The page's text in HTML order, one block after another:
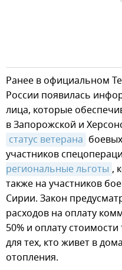
Ранее в официальном
России появилась
лица, которые
в Запорожской и
статус ветерана
участников
региональные льготы ,
также на участников
Сирии. Закон
расходов на оплату
50% и оплату
для тех, кто живет в
отопления.